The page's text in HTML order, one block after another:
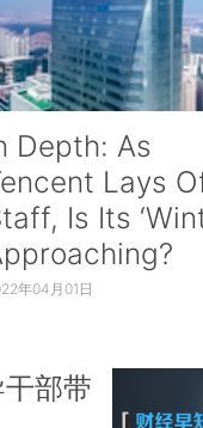
Depth: As
Lays
Is Its
年04月01日
部带